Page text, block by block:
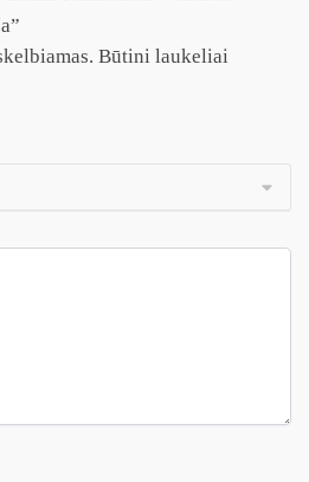
Būtini laukeliai